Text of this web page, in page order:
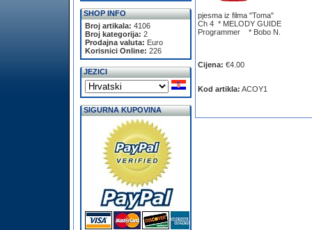
SHOP INFO
Broj artikala: 4106
Broj kategorija: 2
Prodajna valuta: Euro
Korisnici Online: 226
JEZICI
SIGURNA KUPOVINA
pjesma iz filma "Toma"
Ch 4 * MELODY GUIDE
Programmer * Bobo N.
Cijena: €4.00
Kod artikla: ACOY1